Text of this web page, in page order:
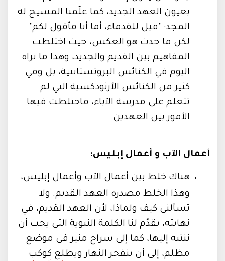
بعيون العهد الجديد، كما علّمنا المسيح له
المجد: "قيل للقدماء، أما أنا فأقول لكم".
لكن ما حدث هو العكس، حيث اختلطت
المفاهيم بين القديم والجديد، وهذا ما نراه
اليوم في الكنائس البروتستانتية، بل وفي
كثير من الكنائس الأرثوذكسية التي لم
تتعلم على مدرسة الآباء، فاختلطت فيها
الأمور بين العهدين.
أعمال الآب و أعمال إبليس:
هناك خلط بين أعمال الآب وأعمال إبليس،
وهذا الخلط مصدره العهد القديم. ولا
تسألني كيف ولماذا، لأن العهد القديم، في
نهايته، يقدّم لنا الكلمة النبوية التي يجب أن
ننتبه إليها، كما إلى سراج منير في موضع
مظلم، إلى أن ينفجر النهار ويطلع كوكب